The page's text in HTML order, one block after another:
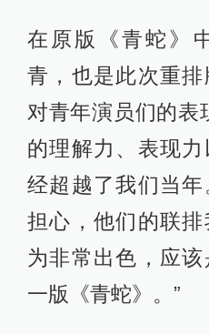
在原版《青蛇》
青，也是此次重
对青年演员们的表
的理解力、表现
经超越了我们当
担心，他们的联
为非常出色，应
一版《青蛇》。”